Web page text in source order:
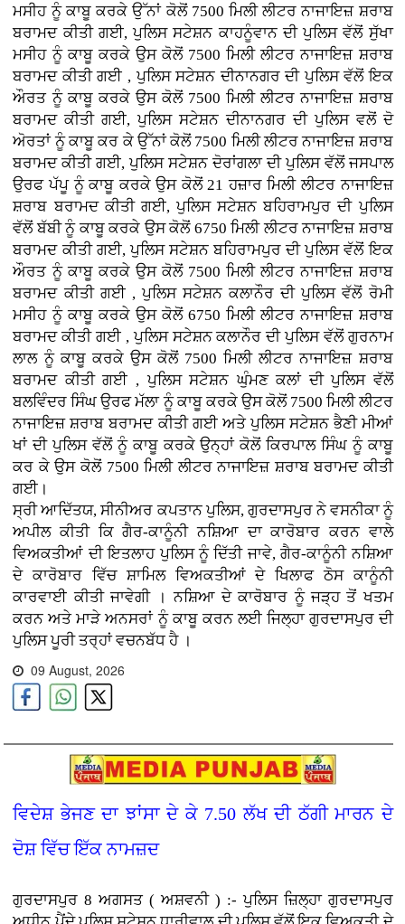
ਮਸੀਹ ਨੂੰ ਕਾਬੂ ਕਰਕੇ ਉੱਨਾਂ ਕੋਲੋਂ 7500 ਮਿਲੀ ਲੀਟਰ ਨਾਜਾਇਜ਼ ਸ਼ਰਾਬ
ਬਰਾਮਦ ਕੀਤੀ ਗਈ, ਪੁਲਿਸ ਸਟੇਸ਼ਨ ਕਾਹਨੂੰਵਾਨ ਦੀ ਪੁਲਿਸ ਵੱਲੋਂ ਸੁੱਖਾ
ਮਸੀਹ ਨੂੰ ਕਾਬੂ ਕਰਕੇ ਉਸ ਕੋਲੋਂ 7500 ਮਿਲੀ ਲੀਟਰ ਨਾਜਾਇਜ਼ ਸ਼ਰਾਬ
ਬਰਾਮਦ ਕੀਤੀ ਗਈ , ਪੁਲਿਸ ਸਟੇਸ਼ਨ ਦੀਨਾਨਗਰ ਦੀ ਪੁਲਿਸ ਵੱਲੋਂ ਇਕ
ਔਰਤ ਨੂੰ ਕਾਬੂ ਕਰਕੇ ਉਸ ਕੋਲੋਂ 7500 ਮਿਲੀ ਲੀਟਰ ਨਾਜਾਇਜ਼ ਸ਼ਰਾਬ
ਬਰਾਮਦ ਕੀਤੀ ਗਈ, ਪੁਲਿਸ ਸਟੇਸ਼ਨ ਦੀਨਾਨਗਰ ਦੀ ਪੁਲਿਸ ਵਲੋਂ ਦੋ
ਅੋਰਤਾਂ ਨੂੰ ਕਾਬੂ ਕਰ ਕੇ ਉੱਨਾਂ ਕੋਲੋਂ 7500 ਮਿਲੀ ਲੀਟਰ ਨਾਜਾਇਜ਼ ਸ਼ਰਾਬ
ਬਰਾਮਦ ਕੀਤੀ ਗਈ, ਪੁਲਿਸ ਸਟੇਸ਼ਨ ਦੋਰਾਂਗਲਾ ਦੀ ਪੁਲਿਸ ਵੱਲੋਂ ਜਸਪਾਲ
ਉਰਫ ਪੱਪੂ ਨੂੰ ਕਾਬੂ ਕਰਕੇ ਉਸ ਕੋਲੋਂ 21 ਹਜ਼ਾਰ ਮਿਲੀ ਲੀਟਰ ਨਾਜਾਇਜ਼
ਸ਼ਰਾਬ ਬਰਾਮਦ ਕੀਤੀ ਗਈ, ਪੁਲਿਸ ਸਟੇਸ਼ਨ ਬਹਿਰਾਮਪੁਰ ਦੀ ਪੁਲਿਸ
ਵੱਲੋਂ ਬੱਬੀ ਨੂੰ ਕਾਬੂ ਕਰਕੇ ਉਸ ਕੋਲੋਂ 6750 ਮਿਲੀ ਲੀਟਰ ਨਾਜਾਇਜ਼ ਸ਼ਰਾਬ
ਬਰਾਮਦ ਕੀਤੀ ਗਈ, ਪੁਲਿਸ ਸਟੇਸ਼ਨ ਬਹਿਰਾਮਪੁਰ ਦੀ ਪੁਲਿਸ ਵੱਲੋਂ ਇਕ
ਔਰਤ ਨੂੰ ਕਾਬੂ ਕਰਕੇ ਉਸ ਕੋਲੋਂ 7500 ਮਿਲੀ ਲੀਟਰ ਨਾਜਾਇਜ਼ ਸ਼ਰਾਬ
ਬਰਾਮਦ ਕੀਤੀ ਗਈ , ਪੁਲਿਸ ਸਟੇਸ਼ਨ ਕਲਾਨੌਰ ਦੀ ਪੁਲਿਸ ਵੱਲੋਂ ਰੋਮੀ
ਮਸੀਹ ਨੂੰ ਕਾਬੂ ਕਰਕੇ ਉਸ ਕੋਲੋਂ 6750 ਮਿਲੀ ਲੀਟਰ ਨਾਜਾਇਜ਼ ਸ਼ਰਾਬ
ਬਰਾਮਦ ਕੀਤੀ ਗਈ , ਪੁਲਿਸ ਸਟੇਸ਼ਨ ਕਲਾਨੌਰ ਦੀ ਪੁਲਿਸ ਵੱਲੋਂ ਗੁਰਨਾਮ
ਲਾਲ ਨੂੰ ਕਾਬੂ ਕਰਕੇ ਉਸ ਕੋਲੋਂ 7500 ਮਿਲੀ ਲੀਟਰ ਨਾਜਾਇਜ਼ ਸ਼ਰਾਬ
ਬਰਾਮਦ ਕੀਤੀ ਗਈ , ਪੁਲਿਸ ਸਟੇਸ਼ਨ ਘੁੰਮਣ ਕਲਾਂ ਦੀ ਪੁਲਿਸ ਵੱਲੋਂ
ਬਲਵਿੰਦਰ ਸਿੰਘ ਉਰਫ ਮੱਲਾ ਨੂੰ ਕਾਬੂ ਕਰਕੇ ਉਸ ਕੋਲੋਂ 7500 ਮਿਲੀ ਲੀਟਰ
ਨਾਜਾਇਜ਼ ਸ਼ਰਾਬ ਬਰਾਮਦ ਕੀਤੀ ਗਈ ਅਤੇ ਪੁਲਿਸ ਸਟੇਸ਼ਨ ਭੈਣੀ ਮੀਆਂ
ਖਾਂ ਦੀ ਪੁਲਿਸ ਵੱਲੋਂ ਨੂੰ ਕਾਬੂ ਕਰਕੇ ਉਨ੍ਹਾਂ ਕੋਲੋਂ ਕਿਰਪਾਲ ਸਿੰਘ ਨੂੰ ਕਾਬੂ
ਕਰ ਕੇ ਉਸ ਕੋਲੋਂ 7500 ਮਿਲੀ ਲੀਟਰ ਨਾਜਾਇਜ਼ ਸ਼ਰਾਬ ਬਰਾਮਦ ਕੀਤੀ
ਗਈ।
ਸ੍ਰੀ ਆਦਿੱਤਯ, ਸੀਨੀਅਰ ਕਪਤਾਨ ਪੁਲਿਸ, ਗੁਰਦਾਸਪੁਰ ਨੇ ਵਸਨੀਕਾ ਨੂੰ
ਅਪੀਲ ਕੀਤੀ ਕਿ ਗੈਰ-ਕਾਨੂੰਨੀ ਨਸ਼ਿਆ ਦਾ ਕਾਰੋਬਾਰ ਕਰਨ ਵਾਲੇ
ਵਿਅਕਤੀਆਂ ਦੀ ਇਤਲਾਹ ਪੁਲਿਸ ਨੂੰ ਦਿੱਤੀ ਜਾਵੇ, ਗੈਰ-ਕਾਨੂੰਨੀ ਨਸ਼ਿਆ
ਦੇ ਕਾਰੋਬਾਰ ਵਿੱਚ ਸ਼ਾਮਿਲ ਵਿਅਕਤੀਆਂ ਦੇ ਖਿਲਾਫ ਠੋਸ ਕਾਨੂੰਨੀ
ਕਾਰਵਾਈ ਕੀਤੀ ਜਾਵੇਗੀ । ਨਸ਼ਿਆ ਦੇ ਕਾਰੋਬਾਰ ਨੂੰ ਜੜ੍ਹ ਤੋਂ ਖਤਮ
ਕਰਨ ਅਤੇ ਮਾੜੇ ਅਨਸਰਾਂ ਨੂੰ ਕਾਬੂ ਕਰਨ ਲਈ ਜਿਲ੍ਹਾ ਗੁਰਦਾਸਪੁਰ ਦੀ
ਪੁਲਿਸ ਪੂਰੀ ਤਰ੍ਹਾਂ ਵਚਨਬੱਧ ਹੈ ।
09 August, 2026
ਵਿਦੇਸ਼ ਭੇਜਣ ਦਾ ਝਾਂਸਾ ਦੇ ਕੇ 7.50 ਲੱਖ ਦੀ ਠੱਗੀ ਮਾਰਨ ਦੇ
ਦੋਸ਼ ਵਿੱਚ ਇੱਕ ਨਾਮਜ਼ਦ
ਗੁਰਦਾਸਪੁਰ 8 ਅਗਸਤ ( ਅਸ਼ਵਨੀ ) :- ਪੁਲਿਸ ਜ਼ਿਲ੍ਹਾ ਗੁਰਦਾਸਪੁਰ